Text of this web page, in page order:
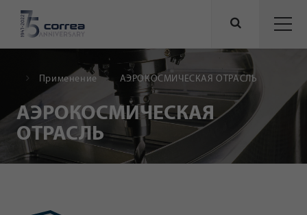
Применение АЭРОКОСМИЧЕСКАЯ ОТРАСЛЬ
АЭРОКОСМИЧЕСКАЯ
ОТРАСЛЬ